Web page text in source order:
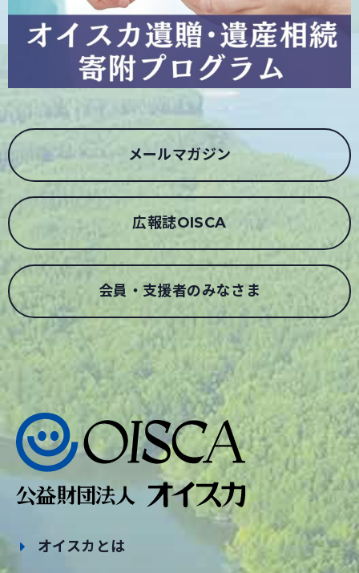
メールマガジン
広報誌OISCA
会員・支援者のみなさま
オイスカとは